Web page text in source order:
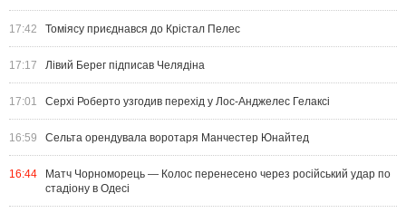
17:42 Томіясу приєднався до Крістал Пелес
17:17 Лівий Берег підписав Челядіна
17:01 Серхі Роберто узгодив перехід у Лос-Анджелес Гелаксі
16:59 Сельта орендувала воротаря Манчестер Юнайтед
16:44
Матч Чорноморець — Колос перенесено через російський удар по
стадіону в Одесі